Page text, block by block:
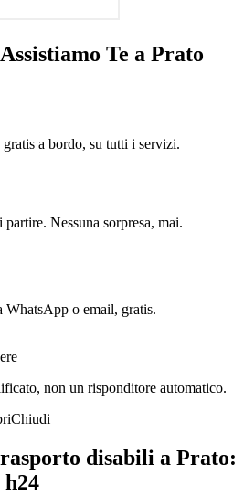
Te a Prato
a bordo, su tutti i servizi.
Nessuna sorpresa, mai.
WhatsApp o email, gratis.
non un risponditore automatico.
Chiudi
disabili a Prato: